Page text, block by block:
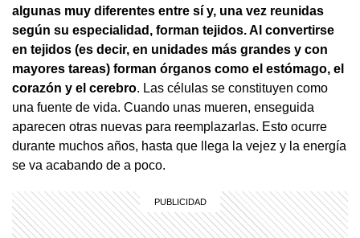
algunas muy diferentes entre sí y, una vez reunidas
según su especialidad, forman tejidos. Al convertirse
en tejidos (es decir, en unidades más grandes y con
mayores tareas) forman órganos como el estómago, el
corazón y el cerebro. Las células se constituyen como
una fuente de vida. Cuando unas mueren, enseguida
aparecen otras nuevas para reemplazarlas. Esto ocurre
durante muchos años, hasta que llega la vejez y la energía
se va acabando de a poco.